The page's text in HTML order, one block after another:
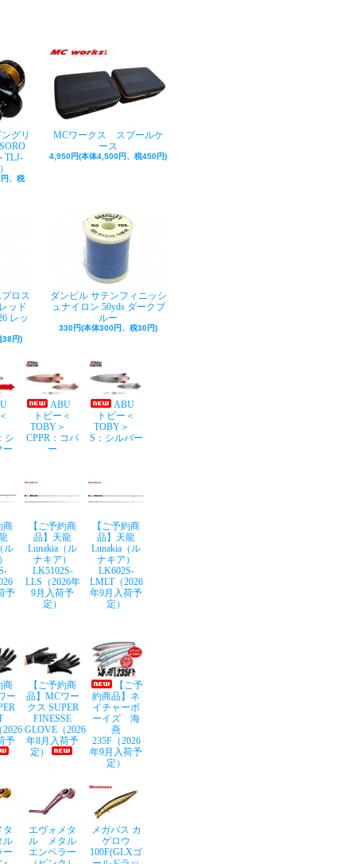
グリ
TLJ-
、税
MCワークス スプールケ
ース
4,950円(本体4,500円、税450円)
ロス
ッド
レッ
38円)
ダンビル サテンフィニッシ
ュナイロン 50yds ダークブ
ルー
330円(本体300円、税30円)
シ
ー
ABU
トビー＜
TOBY＞
CPPR：コパ
ー
ABU
トビー＜
TOBY＞
S：シルバー
商
ル
予
【ご予約商
品】天龍
Lunakia（ル
ナキア）
LK5102S-
LLS（2026年
9月入荷予
定）
【ご予約商
品】天龍
Lunakia（ル
ナキア）
LK602S-
LMLT（2026
年9月入荷予
定）
商
ー
予
【ご予約商
品】MCワー
クス SUPER
FINESSE
GLOVE（2026
年8月入荷予
定）
【ご予
約商品】ネ
イチャーボ
ーイズ 海
燕
235F（2026
年9月入荷予
定）
タ
ル
ー
エヴォメタ
ル メタル
エンペラー
メガバス カ
ゲロウ
100F(GLXゴ